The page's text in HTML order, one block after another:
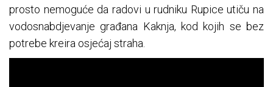
prosto nemoguće da radovi u rudniku Rupice utiču na
vodosnabdjevanje građana Kaknja, kod kojih se bez
potrebe kreira osjećaj straha.